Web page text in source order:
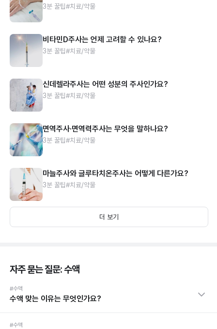
3분 꿀팁#치료/약물
비타민D주사는 언제 고려할 수 있나요?
3분 꿀팁#치료/약물
신데렐라주사는 어떤 성분의 주사인가요?
3분 꿀팁#치료/약물
면역주사·면역력주사는 무엇을 말하나요?
3분 꿀팁#치료/약물
마늘주사와 글루타치온주사는 어떻게 다른가요?
3분 꿀팁#치료/약물
더 보기
자주 묻는 질문: 수액
#수액
수액 맞는 이유는 무엇인가요?
#수액